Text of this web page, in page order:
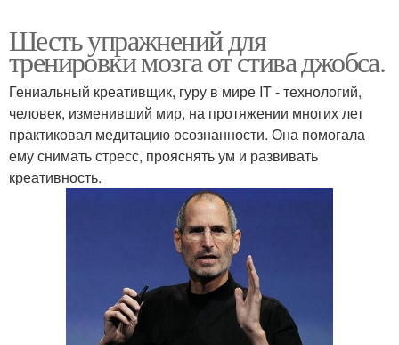
Шесть упражнений для
тренировки мозга от стива джобса.
Гениальный креативщик, гуру в мире IT - технологий,
человек, изменивший мир, на протяжении многих лет
практиковал медитацию осознанности. Она помогала
ему снимать стресс, прояснять ум и развивать
креативность.